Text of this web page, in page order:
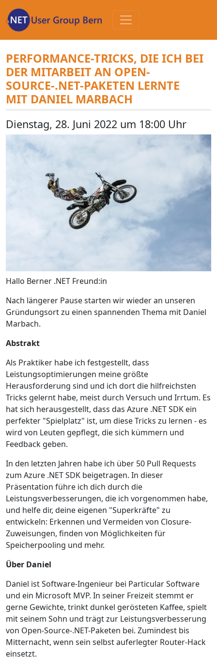
Inhalt
PERFORMANCE-TRICKS, DIE ICH BEI
DER MITARBEIT AN OPEN-
SOURCE-.NET-PAKETEN LERNTE
MIT DANIEL MARBACH
Dienstag, 28. Juni 2022 um 18:00 Uhr
Hallo Berner .NET Freund:in
Nach längerer Pause starten wir wieder an unseren
Gründungsort zu einen spannenden Thema mit Daniel
Marbach.
Abstrakt
Als Praktiker habe ich festgestellt, dass
Leistungsoptimierungen meine größte
Herausforderung sind und ich dort die hilfreichsten
Tricks gelernt habe, meist durch Versuch und Irrtum. Es
hat sich herausgestellt, dass das Azure .NET SDK ein
perfekter "Spielplatz" ist, um diese Tricks zu lernen - es
wird von Leuten gepflegt, die sich kümmern und
Feedback geben.
In den letzten Jahren habe ich über 50 Pull Requests
zum Azure .NET SDK beigetragen. In dieser
Präsentation führe ich dich durch die
Leistungsverbesserungen, die ich vorgenommen habe,
und helfe dir, deine eigenen "Superkräfte" zu
entwickeln: Erkennen und Vermeiden von Closure-
Zuweisungen, finden von Möglichkeiten für
Speicherpooling und mehr.
Über Daniel
Daniel ist Software-Ingenieur bei Particular Software
und ein Microsoft MVP. In seiner Freizeit stemmt er
gerne Gewichte, trinkt dunkel gerösteten Kaffee, spielt
mit seinem Sohn und trägt zur Leistungsverbesserung
von Open-Source-.NET-Paketen bei. Zumindest bis
Mitternacht, wenn sein selbst auferlegter Router-Hack
einsetzt.